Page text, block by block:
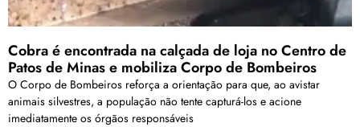
Cobra é encontrada na calçada de loja no Centro de
Patos de Minas e mobiliza Corpo de Bombeiros
O Corpo de Bombeiros reforça a orientação para que, ao avistar
animais silvestres, a população não tente capturá-los e acione
imediatamente os órgãos responsáveis